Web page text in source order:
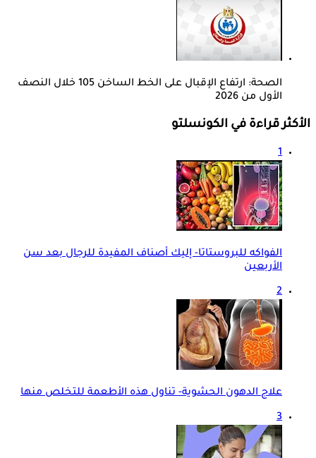
الصحة: ارتفاع الإقبال على الخط الساخن 105 خلال النصف
الأول من 2026
الأكثر قراءة في الكونسلتو
1
الفواكه للبروستاتا- إليك أصناف المفيدة للرجال بعد سن
الأربعين
2
علاج الدهون الحشوية- تناول هذه الأطعمة للتخلص منها
3